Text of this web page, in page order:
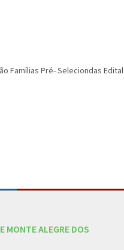
Famílias Pré- Seleciondas Edital
MONTE ALEGRE DOS